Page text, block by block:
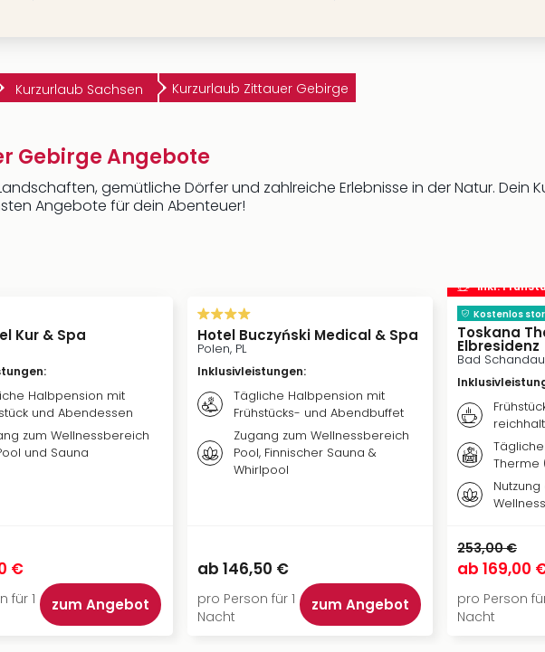
Kurzurlaub Sachsen Kurzurlaub Zittauer Gebirge
Gebirge Angebote
gemütliche Dörfer und zahlreiche Erlebnisse in der Natur. Dein
Angebote für dein Abenteuer!
Kur & Spa
:
Halbpension mit
und Abendessen
zum Wellnessbereich
und Sauna
€
für 1
zum Angebot
Hotel Buczyński Medical & Spa
Polen, PL
Inklusivleistungen:
Tägliche Halbpension mit
Frühstücks- und Abendbuffet
Zugang zum Wellnessbereich
Pool, Finnischer Sauna &
Whirlpool
ab 146,50 €
pro Person für 1
Nacht
zum Angebot
inkl.
Kostenlos
Toskana
Elbresidenz
Bad
Therme
253,00 €
ab 169,00
pro Person
Nacht